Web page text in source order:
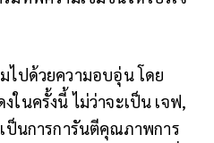
ไปด้วยความอบอุ่น โดย
ในครั้งนี้ ไม่ว่าจะเป็น เจฟ,
ป็นการการันตีคุณภาพการ